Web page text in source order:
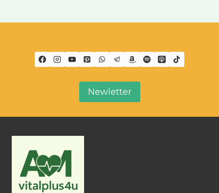
TIMING
IST
ALS
Newletter